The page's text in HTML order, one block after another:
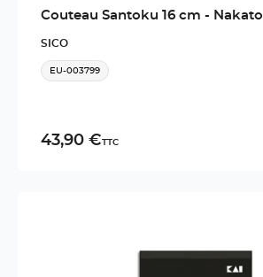
Couteau Santoku 16 cm - Nakato
SICO
EU-003799
43,90 €TTC